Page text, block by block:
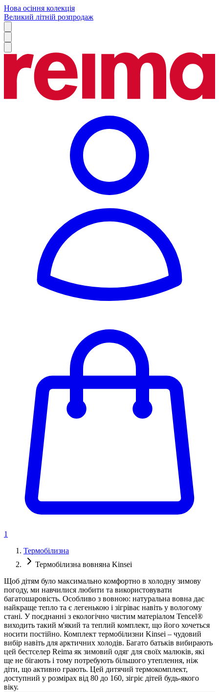
Нова осіння колекція
Великий літній розпродаж
1
Термобілизна
Термобілизна вовняна Kinsei
Щоб дітям було максимально комфортно в холодну зимову
погоду, ми навчилися любити та використовувати
багатошаровість. Особливо з вовною: натуральна вовна дає
найкраще тепло та є легенькою і зігріває навіть у вологому
стані. У поєднанні з екологічно чистим матеріалом Tencel®
виходить такий м'який та теплий комплект, що його хочеться
носити постійно. Комплект термобілизни Kinsei – чудовий
вибір навіть для арктичних холодів. Багато батьків вибирають
цей бестселер Reima як зимовий одяг для своїх малюків, які
ще не бігають і тому потребують більшого утеплення, ніж
діти, що активно грають. Цей дитячий термокомплект,
доступний у розмірах від 80 до 160, зігріє дітей будь-якого
віку.